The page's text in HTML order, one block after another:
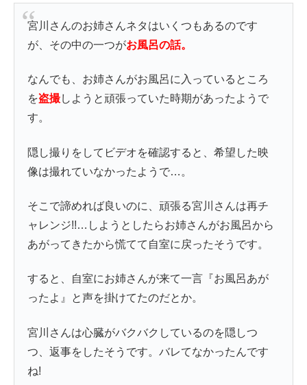
宮川さんのお姉さんネタはいくつもあるのです
が、その中の一つがお風呂の話。
なんでも、お姉さんがお風呂に入っているところ
を盗撮しようと頑張っていた時期があったようで
す。
隠し撮りをしてビデオを確認すると、希望した映
像は撮れていなかったようで…。
そこで諦めれば良いのに、頑張る宮川さんは再チ
ャレンジ!!…しようとしたらお姉さんがお風呂から
あがってきたから慌てて自室に戻ったそうです。
すると、自室にお姉さんが来て一言『お風呂あが
ったよ』と声を掛けてたのだとか。
宮川さんは心臓がバクバクしているのを隠しつ
つ、返事をしたそうです。バレてなかったんです
ね!